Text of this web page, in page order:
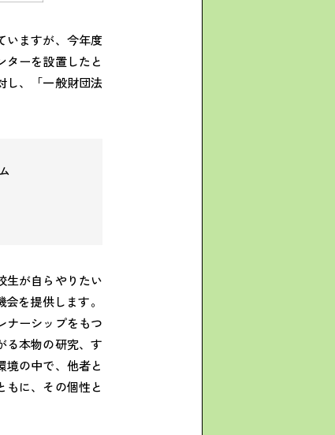
いますが、今年度
ターを設置したと
し、「一般財団法
生が自らやりたい
を提供します。
ナーシップをもつ
る本物の研究、す
境の中で、他者と
もに、その個性と